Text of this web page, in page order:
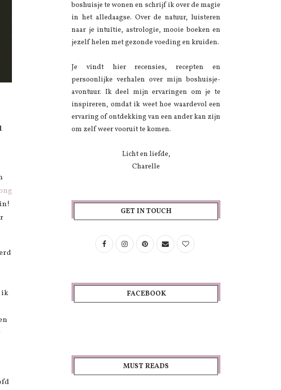
ik
boshuisje te wonen en schrijf ik over de magie
in het alledaagse. Over de natuur, luisteren
naar je intuïtie, astrologie, mooie boeken en
jezelf helen met gezonde voeding en kruiden.
Je vindt hier recensies, recepten en
persoonlijke verhalen over mijn boshuisje-
avontuur. Ik deel mijn ervaringen om je te
inspireren, omdat ik weet hoe waardevol een
ervaring of ontdekking van een ander kan zijn
om zelf weer vooruit te komen.
Licht en liefde,
Charelle
GET IN TOUCH
FACEBOOK
MUST READS